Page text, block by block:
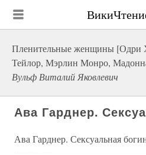
Пленительные женщины [Одри
Тейлор, Мэрлин Монро,
Вульф Виталий Яковлевич
Ава Гарднер.
Ава Гарднер. Сексуальная